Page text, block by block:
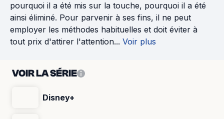
pourquoi il a été mis sur la touche, pourquoi il a été
ainsi éliminé. Pour parvenir à ses fins, il ne peut
employer les méthodes habituelles et doit éviter à
tout prix d'attirer l'attention... Voir plus
VOIR LA SÉRIE
Disney+